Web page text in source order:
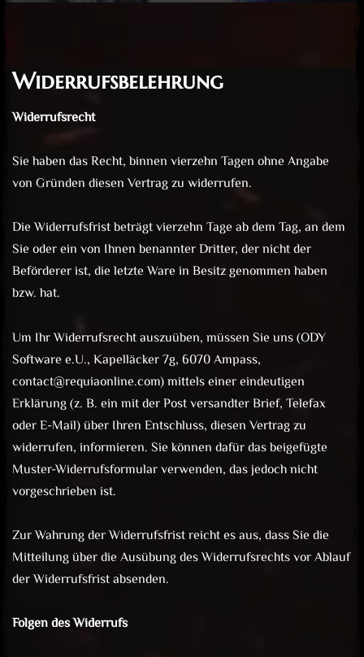
Post has published byLord Devil
März 10, 2017
Juli 7, 2021
Widerrufsbelehrung
Widerrufsrecht
Sie haben das Recht, binnen vierzehn Tagen ohne Angabe
von Gründen diesen Vertrag zu widerrufen.
Die Widerrufsfrist beträgt vierzehn Tage ab dem Tag, an dem
Sie oder ein von Ihnen benannter Dritter, der nicht der
Beförderer ist, die letzte Ware in Besitz genommen haben
bzw. hat.
Um Ihr Widerrufsrecht auszuüben, müssen Sie uns (ODY
Software e.U., Kapelläcker 7g, 6070 Ampass,
contact@requiaonline.com) mittels einer eindeutigen
Erklärung (z. B. ein mit der Post versandter Brief, Telefax
oder E-Mail) über Ihren Entschluss, diesen Vertrag zu
widerrufen, informieren. Sie können dafür das beigefügte
Muster-Widerrufsformular verwenden, das jedoch nicht
vorgeschrieben ist.
Zur Wahrung der Widerrufsfrist reicht es aus, dass Sie die
Mitteilung über die Ausübung des Widerrufsrechts vor Ablauf
der Widerrufsfrist absenden.
Folgen des Widerrufs